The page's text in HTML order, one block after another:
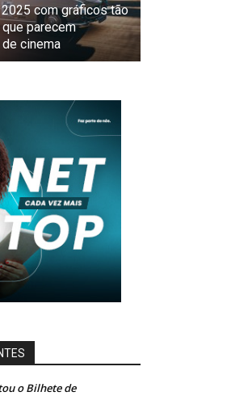
com gráficos tão
parecem
cinema
o Bilhete de